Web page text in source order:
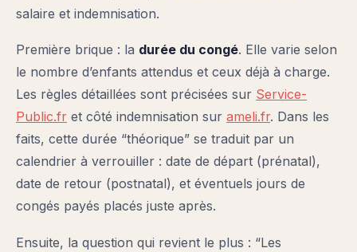
salaire et indemnisation.
Première brique : la durée du congé. Elle varie selon
le nombre d’enfants attendus et ceux déjà à charge.
Les règles détaillées sont précisées sur Service-
Public.fr et côté indemnisation sur ameli.fr. Dans les
faits, cette durée “théorique” se traduit par un
calendrier à verrouiller : date de départ (prénatal),
date de retour (postnatal), et éventuels jours de
congés payés placés juste après.
Ensuite, la question qui revient le plus : “Les